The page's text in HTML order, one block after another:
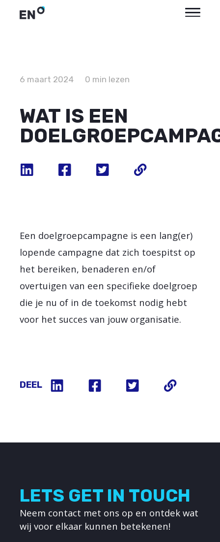
6 maart 2024 0 min lezen
WAT IS EEN
Een doelgroepcampagne is een lang(er)
lopende campagne dat zich toespitst op
het bereiken, benaderen en/of
overtuigen van een specifieke doelgroep
die je nu of in de toekomst nodig hebt
voor het succes van jouw organisatie.
DEEL
LETS GET IN TOUCH
Neem contact met ons op en ontdek wat
wij voor elkaar kunnen betekenen!